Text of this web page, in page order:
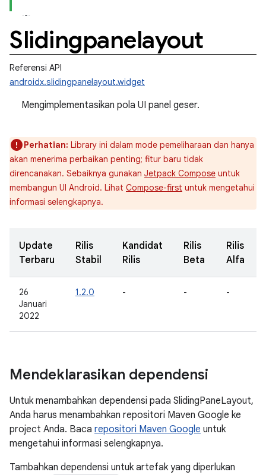
Slidingpanelayout
Referensi API
androidx.slidingpanelayout.widget
Mengimplementasikan pola UI panel geser.
Perhatian: Library ini dalam mode pemeliharaan dan hanya
akan menerima perbaikan penting; fitur baru tidak
direncanakan. Sebaiknya gunakan Jetpack Compose untuk
membangun UI Android. Lihat Compose-first untuk mengetahui
informasi selengkapnya.
Update
Terbaru
Rilis
Stabil
Kandidat
Rilis
Rilis
Beta
Rilis
Alfa
26
Januari
2022
1.2.0 - - -
Mendeklarasikan dependensi
Untuk menambahkan dependensi pada SlidingPaneLayout,
Anda harus menambahkan repositori Maven Google ke
project Anda. Baca repositori Maven Google untuk
mengetahui informasi selengkapnya.
Tambahkan dependensi untuk artefak yang diperlukan